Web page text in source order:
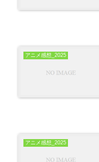
アニメ感想_2025
アニメ感想_2025